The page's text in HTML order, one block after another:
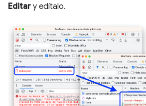
Editar y edítalo.